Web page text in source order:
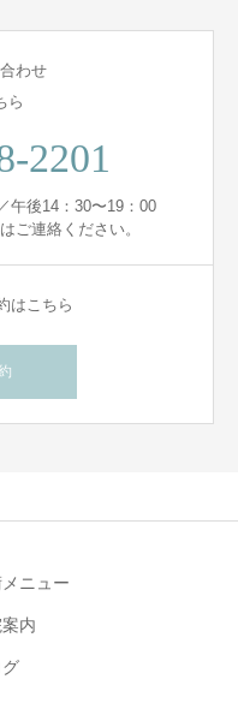
わせ
ら
2201
午後14：30〜19：00
ご連絡ください。
はこちら
ニュー
内